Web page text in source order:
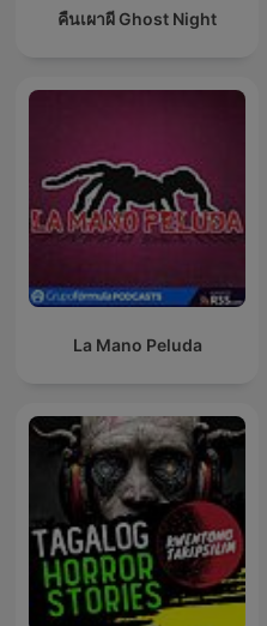
คืนเผาผี Ghost Night
La Mano Peluda